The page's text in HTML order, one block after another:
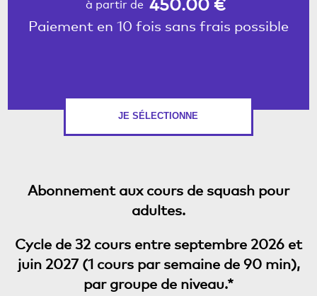
à partir de 450.00 €
Paiement en 10 fois sans frais possible
JE SÉLECTIONNE
Abonnement aux cours de squash pour
adultes.
Cycle de 32 cours entre septembre 2026 et
juin 2027 (1 cours par semaine de 90 min),
par groupe de niveau.*